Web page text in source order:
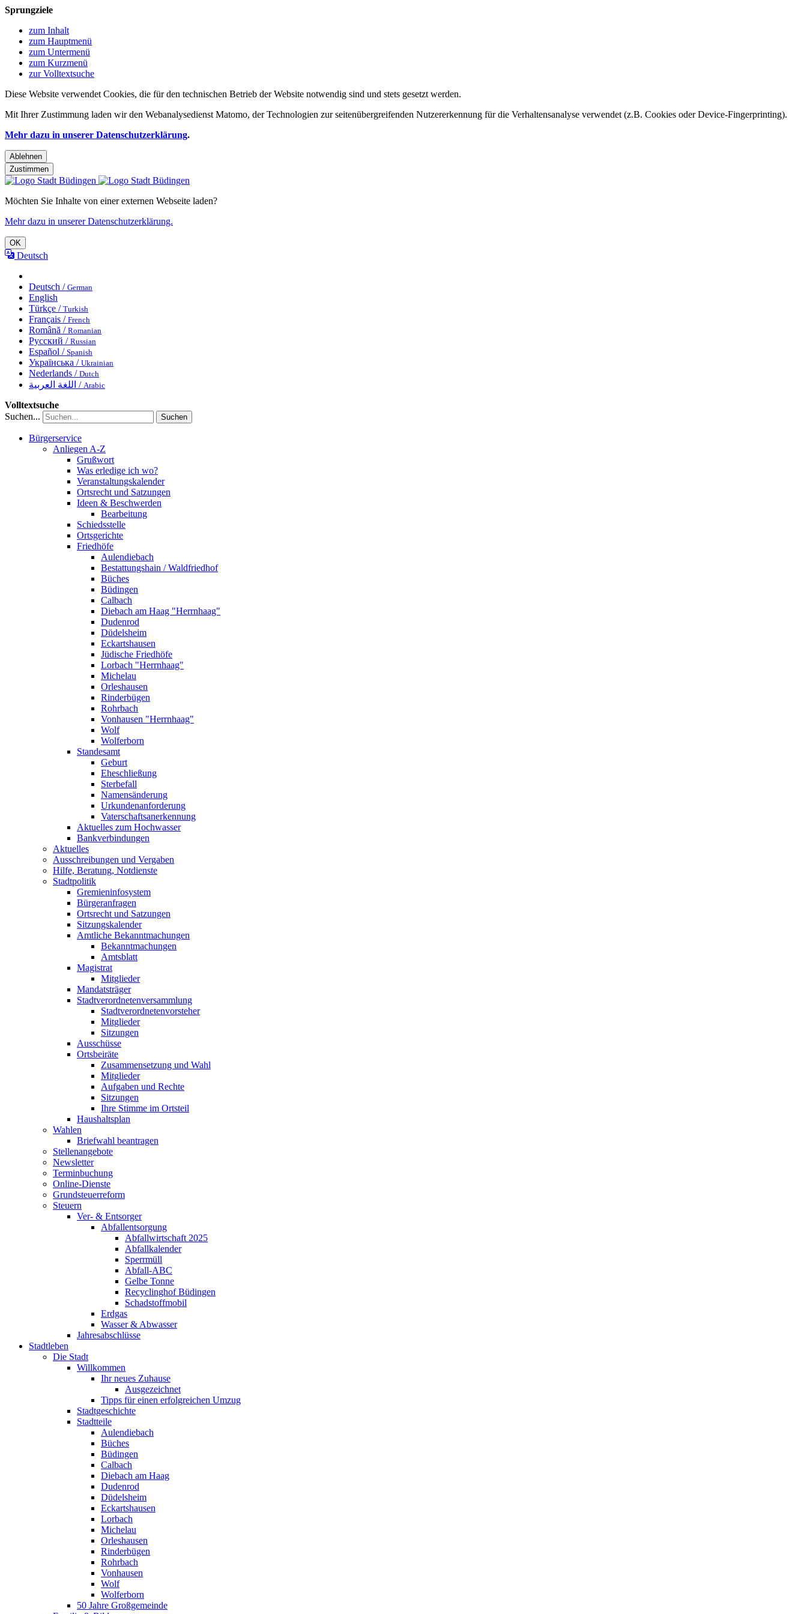
Sprungziele
zum Inhalt
zum Hauptmenü
zum Untermenü
zum Kurzmenü
zur Volltextsuche
Diese Website verwendet Cookies, die für den technischen Betrieb der Website notwendig sind und stets gesetzt werden.
Mit Ihrer Zustimmung laden wir den Webanalysedienst Matomo, der Technologien zur seitenübergreifenden Nutzererkennung für die Verhaltensanalyse verwendet (z.B. Cookies oder Device-Fingerprinting).
Mehr dazu in unserer Datenschutzerklärung.
Ablehnen
Zustimmen
Möchten Sie Inhalte von einer externen Webseite laden?
Mehr dazu in unserer Datenschutzerklärung.
OK
Deutsch
Deutsch / German
English
Türkçe / Turkish
Français / French
Română / Romanian
Русский / Russian
Español / Spanish
Українська / Ukrainian
Nederlands / Dutch
اللغة العربية / Arabic
Volltextsuche
Suchen...
Suchen
Bürgerservice
Anliegen A-Z
Grußwort
Was erledige ich wo?
Veranstaltungskalender
Ortsrecht und Satzungen
Ideen & Beschwerden
Bearbeitung
Schiedsstelle
Ortsgerichte
Friedhöfe
Aulendiebach
Bestattungshain / Waldfriedhof
Büches
Büdingen
Calbach
Diebach am Haag "Herrnhaag"
Dudenrod
Düdelsheim
Eckartshausen
Jüdische Friedhöfe
Lorbach "Herrnhaag"
Michelau
Orleshausen
Rinderbügen
Rohrbach
Vonhausen "Herrnhaag"
Wolf
Wolferborn
Standesamt
Geburt
Eheschließung
Sterbefall
Namensänderung
Urkundenanforderung
Vaterschaftsanerkennung
Aktuelles zum Hochwasser
Bankverbindungen
Aktuelles
Ausschreibungen und Vergaben
Hilfe, Beratung, Notdienste
Stadtpolitik
Gremieninfosystem
Bürgeranfragen
Ortsrecht und Satzungen
Sitzungskalender
Amtliche Bekanntmachungen
Bekanntmachungen
Amtsblatt
Magistrat
Mitglieder
Mandatsträger
Stadtverordnetenversammlung
Stadtverordnetenvorsteher
Mitglieder
Sitzungen
Ausschüsse
Ortsbeiräte
Zusammensetzung und Wahl
Mitglieder
Aufgaben und Rechte
Sitzungen
Ihre Stimme im Ortsteil
Haushaltsplan
Wahlen
Briefwahl beantragen
Stellenangebote
Newsletter
Terminbuchung
Online-Dienste
Grundsteuerreform
Steuern
Ver- & Entsorger
Abfallentsorgung
Abfallwirtschaft 2025
Abfallkalender
Sperrmüll
Abfall-ABC
Gelbe Tonne
Recyclinghof Büdingen
Schadstoffmobil
Erdgas
Wasser & Abwasser
Jahresabschlüsse
Stadtleben
Die Stadt
Willkommen
Ihr neues Zuhause
Ausgezeichnet
Tipps für einen erfolgreichen Umzug
Stadtgeschichte
Stadtteile
Aulendiebach
Büches
Büdingen
Calbach
Diebach am Haag
Dudenrod
Düdelsheim
Eckartshausen
Lorbach
Michelau
Orleshausen
Rinderbügen
Rohrbach
Vonhausen
Wolf
Wolferborn
50 Jahre Großgemeinde